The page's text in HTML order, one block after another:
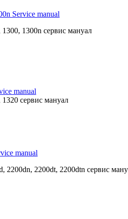
Service manual
1300n сервис мануал
manual
сервис мануал
manual
2200dn, 2200dt, 2200dtn сервис